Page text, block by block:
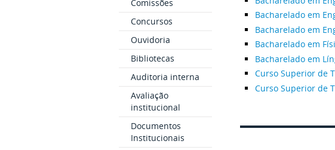
Comissões
Concursos
Ouvidoria
Bibliotecas
Auditoria interna
Avaliação
institucional
Documentos
Institucionais
Bacharelado em
Bacharelado em
Bacharelado em
Bacharelado em
Curso Superior de
Curso Superior de